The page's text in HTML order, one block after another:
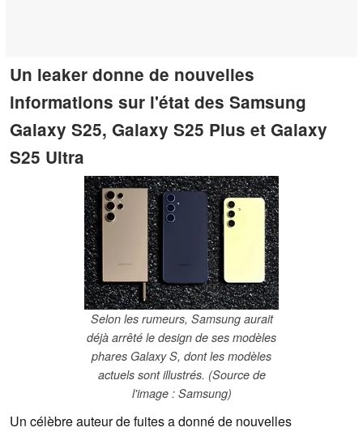
Un leaker donne de nouvelles
informations sur l'état des Samsung
Galaxy S25, Galaxy S25 Plus et Galaxy
S25 Ultra
Selon les rumeurs, Samsung aurait
déjà arrêté le design de ses modèles
phares Galaxy S, dont les modèles
actuels sont illustrés. (Source de
l'image : Samsung)
Un célèbre auteur de fuites a donné de nouvelles